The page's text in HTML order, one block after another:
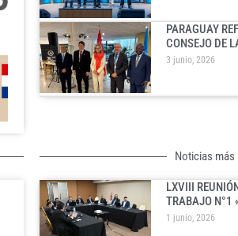
PARAGUAY
CONSEJO DE
3 junio, 2026
Noticias más
LXVIII
TRABAJO N°1
1 junio, 2026